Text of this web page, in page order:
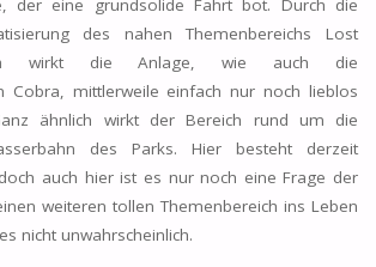
der eine grundsolide Fahrt bot. Durch die
des nahen Themenbereichs Lost
wirkt die Anlage, wie auch die
Cobra, mittlerweile einfach nur noch lieblos
ähnlich wirkt der Bereich rund um die
des Parks. Hier besteht derzeit
auch hier ist es nur noch eine Frage der
weiteren tollen Themenbereich ins Leben
nicht unwahrscheinlich.